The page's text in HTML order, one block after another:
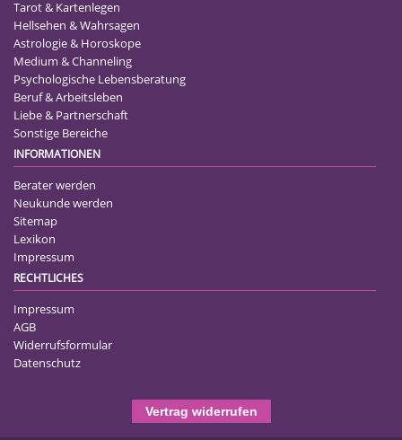
Tarot & Kartenlegen
Hellsehen & Wahrsagen
Astrologie & Horoskope
Medium & Channeling
Psychologische Lebensberatung
Beruf & Arbeitsleben
Liebe & Partnerschaft
Sonstige Bereiche
INFORMATIONEN
Berater werden
Neukunde werden
Sitemap
Lexikon
Impressum
RECHTLICHES
Impressum
AGB
Widerrufsformular
Datenschutz
Vertrag widerrufen